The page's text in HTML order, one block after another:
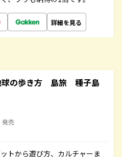
詳細を見る
の歩き方 島旅 種子島
発売
トから遊び方、カルチャーま